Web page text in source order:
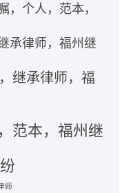
，个人，范本，
承律师，福州继
继承律师，福
范本，福州继
师